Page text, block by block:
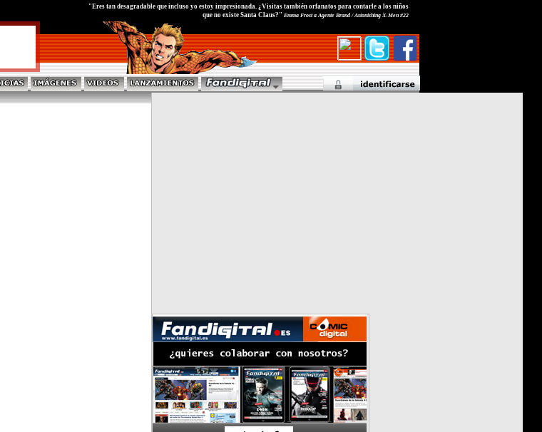
"Eres tan desagradable que incluso yo estoy impresionada. ¿Visitas también orfanatos para contarle a los niños
que no existe Santa Claus?" Emma Frost a Agente Brand / Astonishing X-Men #22